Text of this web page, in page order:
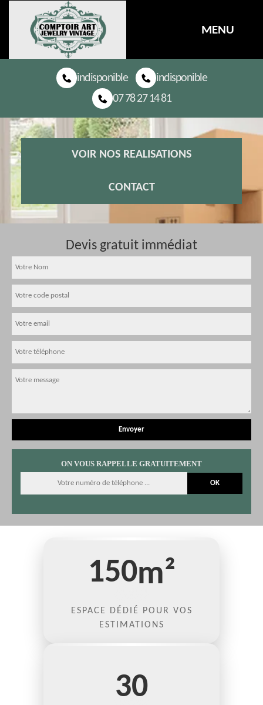
MENU
indisponible
indisponible
07 78 27 14 81
VOIR NOS REALISATIONS
CONTACT
Devis gratuit immédiat
ON VOUS RAPPELLE GRATUITEMENT
150m²
ESPACE DÉDIÉ POUR VOS
ESTIMATIONS
30